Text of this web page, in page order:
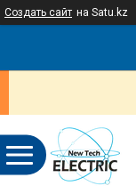
Создать сайт на Satu.kz